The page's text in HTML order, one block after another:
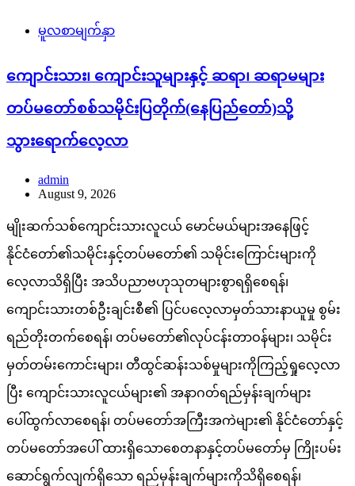
မူလစာမျက်နှာ
ကျောင်းသား၊ ကျောင်းသူများနှင့် ဆရာ၊ ဆရာမများ
တပ်မတော်စစ်သမိုင်းပြတိုက်(နေပြည်တော်)သို့
သွားရောက်လေ့လာ
admin
August 9, 2026
မျိုးဆက်သစ်ကျောင်းသားလူငယ် မောင်မယ်များအနေဖြင့်
နိုင်ငံတော်၏သမိုင်းနှင့်တပ်မတော်၏ သမိုင်းကြောင်းများကို
လေ့လာသိရှိပြီး အသိပညာဗဟုသုတများစွာရရှိစေရန်၊
ကျောင်းသားတစ်ဦးချင်းစီ၏ ပြင်ပလေ့လာမှတ်သားနာယူမှု စွမ်း
ရည်တိုးတက်စေရန်၊ တပ်မတော်၏လုပ်ငန်းတာဝန်များ၊ သမိုင်း
မှတ်တမ်းကောင်းများ၊ တီထွင်ဆန်းသစ်မှုများကိုကြည့်ရှုလေ့လာ
ပြီး ကျောင်းသားလူငယ်များ၏ အနာဂတ်ရည်မှန်းချက်များ
ပေါ်ထွက်လာစေရန်၊ တပ်မတော်အကြီးအကဲများ၏ နိုင်ငံတော်နှင့်
တပ်မတော်အပေါ် ထားရှိသောစေတနာနှင့်တပ်မတော်မှ ကြိုးပမ်း
ဆောင်ရွက်လျက်ရှိသော ရည်မှန်းချက်များကိုသိရှိစေရန်၊